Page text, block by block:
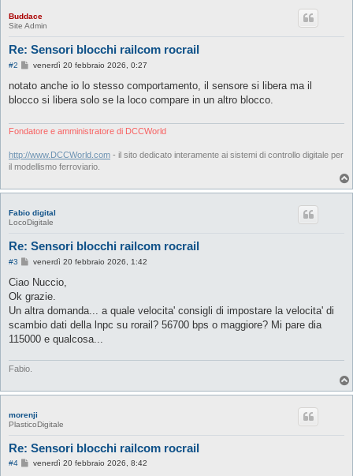
Buddace
Site Admin
Re: Sensori blocchi railcom rocrail
#2
M
s
a
i
venerdì 20 febbraio 2026, 0:27
notato anche io lo stesso comportamento, il sensore si libera ma il
blocco si libera solo se la loco compare in un altro blocco.
Fondatore e amministratore di DCCWorld
http://www.DCCWorld.com - il sito dedicato interamente ai sistemi di controllo digitale per
il modellismo ferroviario.
Fabio digital
LocoDigitale
Re: Sensori blocchi railcom rocrail
#3
M
s
a
g
i
o
venerdì 20 febbraio 2026, 1:42
Ciao Nuccio,
Ok grazie.
Un altra domanda... a quale velocita' consigli di impostare la velocita' di
scambio dati della lnpc su rorail? 56700 bps o maggiore? Mi pare dia
115000 e qualcosa...
Fabio.
morenji
PlasticoDigitale
Re: Sensori blocchi railcom rocrail
#4
Mvenerdì 20 febbraio 2026, 8:42